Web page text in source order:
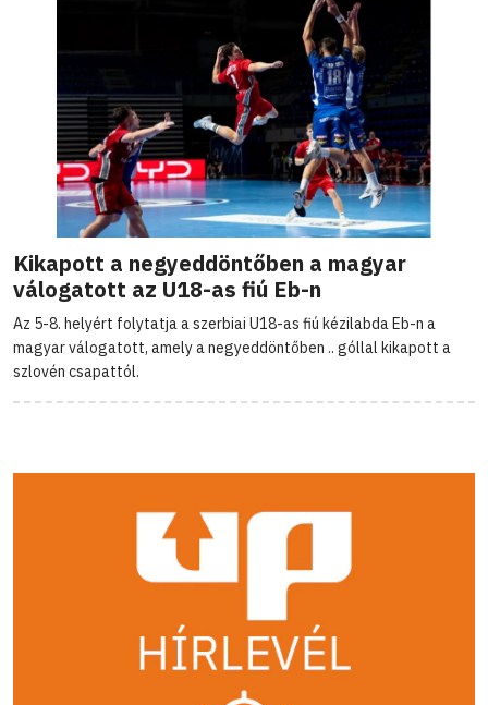
Kikapott a negyeddöntőben a magyar
válogatott az U18-as fiú Eb-n
Az 5-8. helyért folytatja a szerbiai U18-as fiú kézilabda Eb-n a
magyar válogatott, amely a negyeddöntőben .. góllal kikapott a
szlovén csapattól.